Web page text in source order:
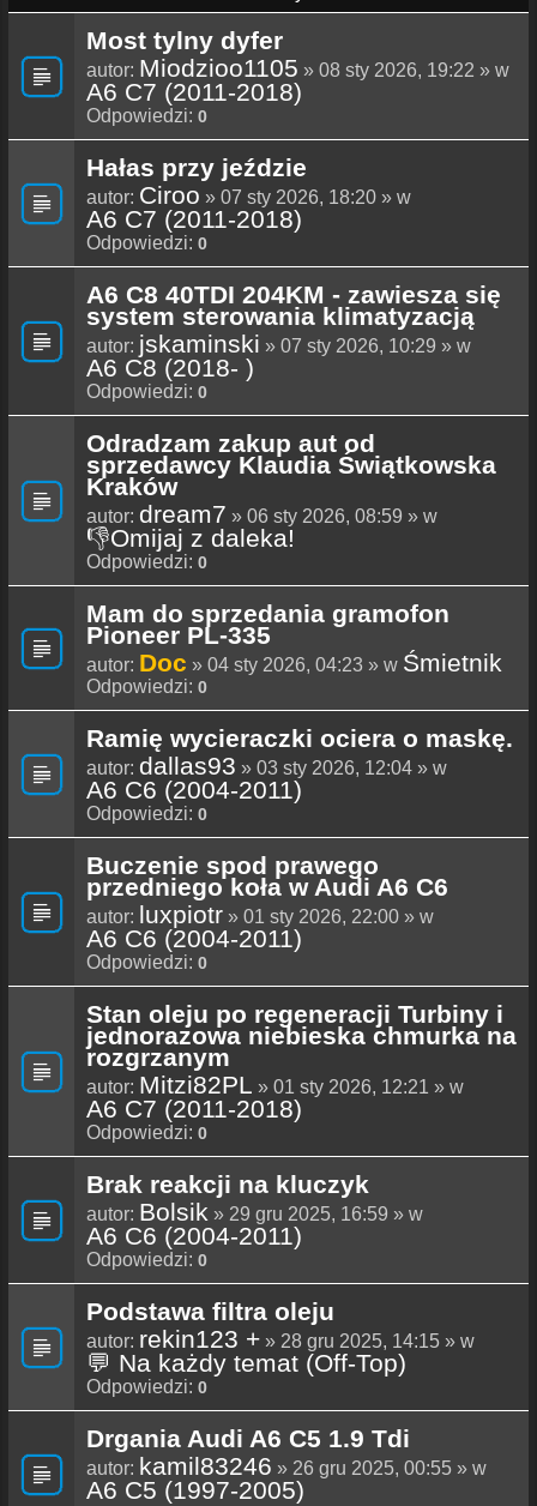
Most tylny dyfer
autor: Miodzioo1105 » 08 sty 2026, 19:22 » w
A6 C7 (2011-2018)
Odpowiedzi: 0
Hałas przy jeździe
autor: Ciroo » 07 sty 2026, 18:20 » w
A6 C7 (2011-2018)
Odpowiedzi: 0
A6 C8 40TDI 204KM - zawiesza się
system sterowania klimatyzacją
autor: jskaminski » 07 sty 2026, 10:29 » w
A6 C8 (2018- )
Odpowiedzi: 0
Odradzam zakup aut od
sprzedawcy Klaudia Świątkowska
Kraków
autor: dream7 » 06 sty 2026, 08:59 » w
👎Omijaj z daleka!
Odpowiedzi: 0
Mam do sprzedania gramofon
Pioneer PL-335
autor: Doc » 04 sty 2026, 04:23 » w Śmietnik
Odpowiedzi: 0
Ramię wycieraczki ociera o maskę.
autor: dallas93 » 03 sty 2026, 12:04 » w
A6 C6 (2004-2011)
Odpowiedzi: 0
Buczenie spod prawego
przedniego koła w Audi A6 C6
autor: luxpiotr » 01 sty 2026, 22:00 » w
A6 C6 (2004-2011)
Odpowiedzi: 0
Stan oleju po regeneracji Turbiny i
jednorazowa niebieska chmurka na
rozgrzanym
autor: Mitzi82PL » 01 sty 2026, 12:21 » w
A6 C7 (2011-2018)
Odpowiedzi: 0
Brak reakcji na kluczyk
autor: Bolsik » 29 gru 2025, 16:59 » w
A6 C6 (2004-2011)
Odpowiedzi: 0
Podstawa filtra oleju
autor: rekin123 + » 28 gru 2025, 14:15 » w
💬 Na każdy temat (Off-Top)
Odpowiedzi: 0
Drgania Audi A6 C5 1.9 Tdi
autor: kamil83246 » 26 gru 2025, 00:55 » w
A6 C5 (1997-2005)